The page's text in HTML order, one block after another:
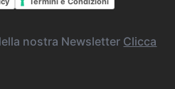
nostra Newsletter Clicca